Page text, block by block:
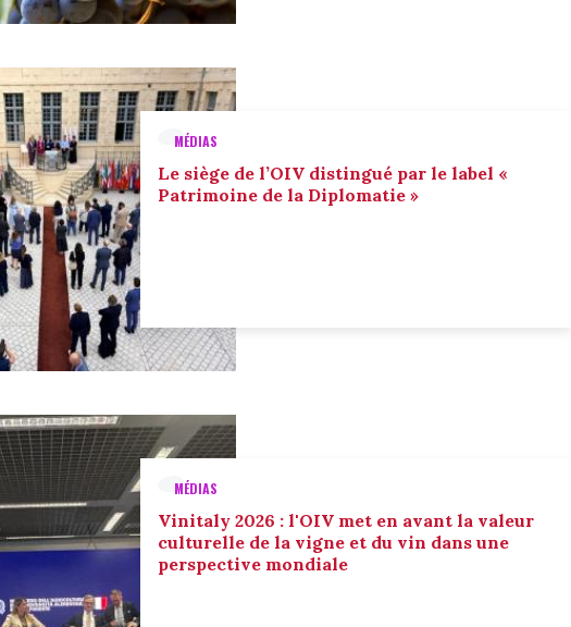
MÉDIAS
Le siège de l’OIV distingué par le label «
Patrimoine de la Diplomatie »
MÉDIAS
Vinitaly 2026 : l'OIV met en avant la valeur
culturelle de la vigne et du vin dans une
perspective mondiale